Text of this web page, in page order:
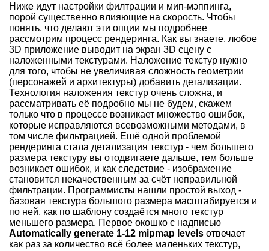
Ниже идут настройки филтрации и мип-мэппинга,
порой существенно влияющие на скорость. Чтобы
понять, что делают эти опции мы подробнее
рассмотрим процесс рендеринга. Как вы знаете, любое
3D приложение выводит на экран 3D сцену c
наложенными текстурами. Наложение текстур нужно
для того, чтобы не увеличивая сложность геометрии
(персонажей и архитектуры) добавить детализации.
Технология наложения текстур очень сложна, и
рассматривать её подробно мы не будем, скажем
только что в процессе возникает множество ошибок,
которые исправляются всевозможными методами, в
том числе фильтрацией. Ешё одной проблемой
рендеринга стала детализация текстур - чем большего
размера текстуру вы отодвигаете дальше, тем больше
возникает ошибок, и как следствие - изображение
становится некачественным за счёт неправильной
фильтрации. Программисты нашли простой выход -
базовая текстура большого размера масштабируется и
по ней, как по шаблону создаётся много текстур
меньшего размера. Первое окошко с надписью
Automatically generate 1-12 mipmap levels отвечает
как раз за количество всё более маленьких текстур,